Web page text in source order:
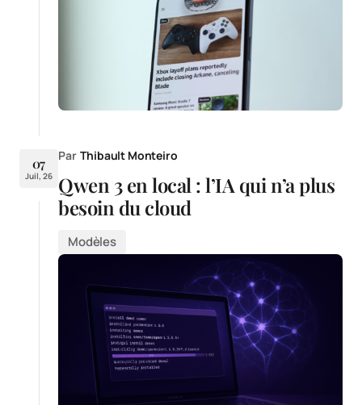
07
Juil, 26
Par Thibault Monteiro
Qwen 3 en local : l’IA qui n’a plus
besoin du cloud
Modèles